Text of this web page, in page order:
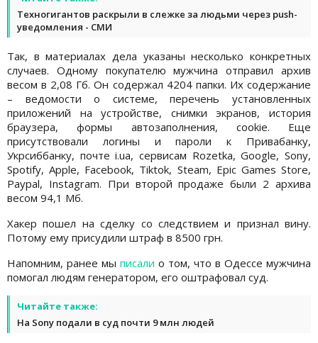
Техногигантов раскрыли в слежке за людьми через push-
уведомления - СМИ
Так, в материалах дела указаны несколько конкретных
случаев. Одному покупателю мужчина отправил архив
весом в 2,08 Гб. Он содержал 4204 папки. Их содержание
– ведомости о системе, перечень установленных
приложений на устройстве, снимки экранов, история
браузера, формы автозаполнения, cookie. Еще
присутствовали логины и пароли к Привабанку,
Укрсиббанку, почте i.ua, сервисам Rozetka, Google, Sony,
Spotify, Apple, Facebook, Tiktok, Steam, Epic Games Store,
Paypal, Instagram. При второй продаже были 2 архива
весом 94,1 Мб.
Хакер пошел на сделку со следствием и признал вину.
Потому ему присудили штраф в 8500 грн.
Напомним, ранее мы писали о том, что в Одессе мужчина
помогал людям генератором, его оштрафовал суд.
Читайте также:
На Sony подали в суд почти 9 млн людей